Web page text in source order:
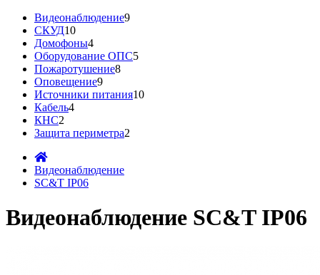
Видеонаблюдение9
СКУД10
Домофоны4
Оборудование ОПС5
Пожаротушение8
Оповещение9
Источники питания10
Кабель4
КНС2
Защита периметра2
Видеонаблюдение
SC&T IP06
Видеонаблюдение SC&T IP06